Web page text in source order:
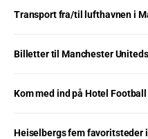
Transport fra/til lufthavnen i
Billetter til Manchester
Kom med ind på Hotel Football
Heiselbergs fem favoritsteder